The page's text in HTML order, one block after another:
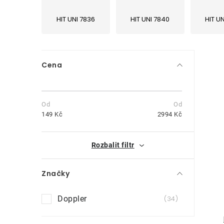
HIT UNI 7836 HIT UNI 7840 HIT
P
s
t
r
a
n
n
í
Cena
149 Kč 2994 Kč
Rozbalit filtr
Značky
Doppler 34